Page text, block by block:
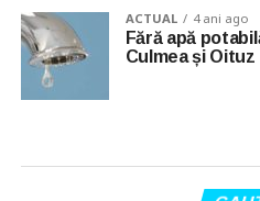
ACTUAL 4 ani ago
Fără apă
Culmea și Oituz